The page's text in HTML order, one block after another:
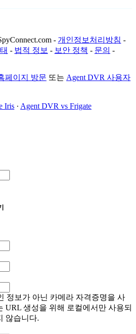
- 개인정보처리방침 -
- 법적 정보 - 보안 정책 - 문의 -
페이지 방문 또는 Agent DVR 사용자
Iris · Agent DVR vs Frigate
정보가 아닌 카메라 자격증명을 사
URL 생성을 위해 로컬에서만 사용되
않습니다.